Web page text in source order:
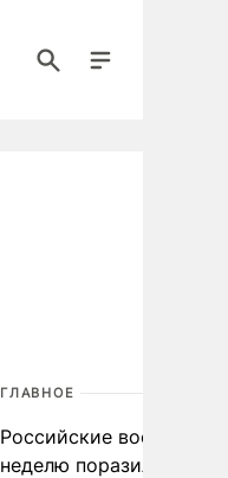
ГЛАВНОЕ
Российские военные за
неделю поразили 34